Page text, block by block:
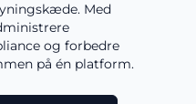
Med
og forbedre
på én platform.